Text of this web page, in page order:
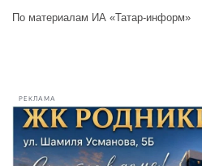
По материалам ИА «Татар-информ»
РЕКЛАМА